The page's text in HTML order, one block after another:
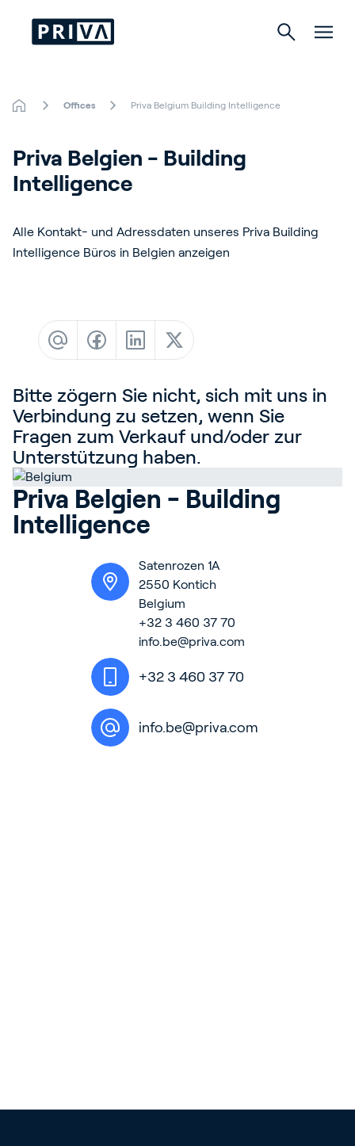
Gebäude
Kontact
Kundenreferenzen
Events
Service und Support
Academy
Anmelden
Offices Priva Belgium Building Intelligence
Priva Belgien - Building
Intelligence
Alle Kontakt- und Adressdaten unseres Priva Building
Intelligence Büros in Belgien anzeigen
Bitte zögern Sie nicht, sich mit uns in
Verbindung zu setzen, wenn Sie
Fragen zum Verkauf und/oder zur
Unterstützung haben.
Priva Belgien - Building
Intelligence
Satenrozen 1A
2550 Kontich
Belgium
+32 3 460 37 70
info.be@priva.com
+32 3 460 37 70
info.be@priva.com